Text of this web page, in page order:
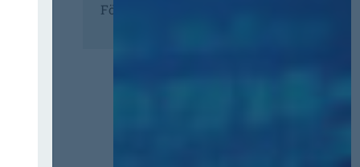
Förderer